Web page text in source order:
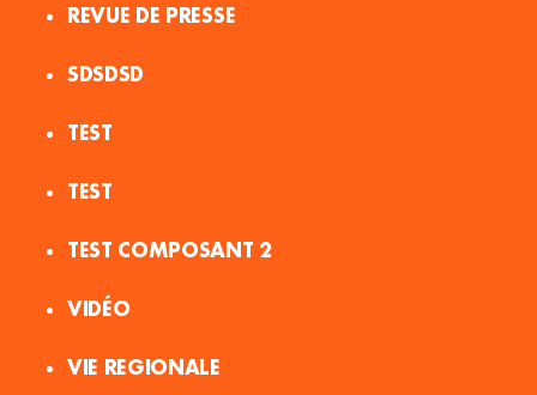
REVUE DE PRESSE
SDSDSD
TEST
TEST
TEST COMPOSANT 2
VIDÉO
VIE REGIONALE